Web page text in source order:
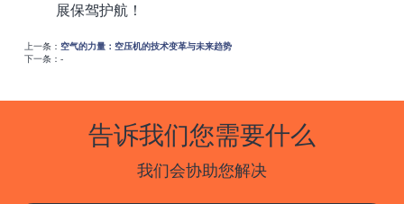
展保驾护航！
上一条：空气的力量：空压机的技术变革与未来趋势
下一条：-
告诉我们您需要什么
我们会协助您解决